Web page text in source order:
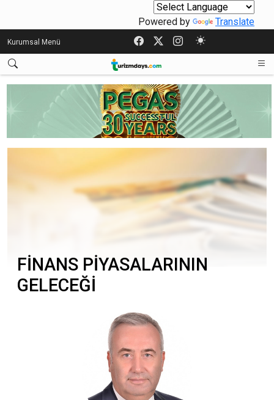
Powered by Translate
Kurumsal Menü
FİNANS PİYASALARININ
GELECEĞİ